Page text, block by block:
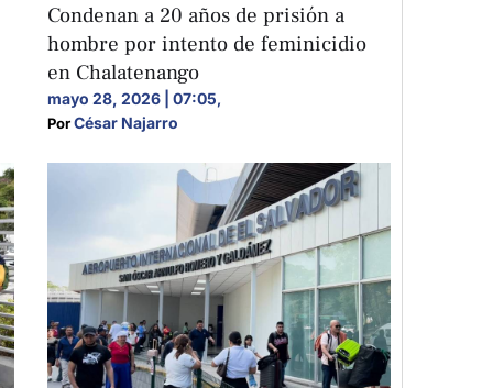
Condenan a 20 años de prisión a
hombre por intento de feminicidio
en Chalatenango
mayo 28, 2026 | 07:05,
Por César Najarro